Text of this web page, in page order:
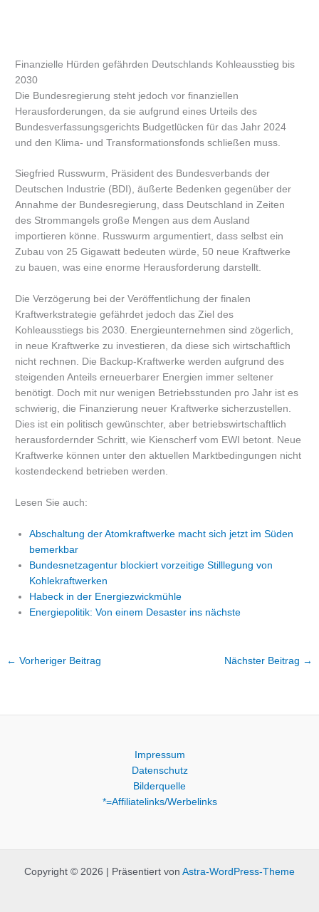
Finanzielle Hürden gefährden Deutschlands Kohleausstieg bis
2030
Die Bundesregierung steht jedoch vor finanziellen
Herausforderungen, da sie aufgrund eines Urteils des
Bundesverfassungsgerichts Budgetlücken für das Jahr 2024
und den Klima- und Transformationsfonds schließen muss.
Siegfried Russwurm, Präsident des Bundesverbands der
Deutschen Industrie (BDI), äußerte Bedenken gegenüber der
Annahme der Bundesregierung, dass Deutschland in Zeiten
des Strommangels große Mengen aus dem Ausland
importieren könne. Russwurm argumentiert, dass selbst ein
Zubau von 25 Gigawatt bedeuten würde, 50 neue Kraftwerke
zu bauen, was eine enorme Herausforderung darstellt.
Die Verzögerung bei der Veröffentlichung der finalen
Kraftwerkstrategie gefährdet jedoch das Ziel des
Kohleausstiegs bis 2030. Energieunternehmen sind zögerlich,
in neue Kraftwerke zu investieren, da diese sich wirtschaftlich
nicht rechnen. Die Backup-Kraftwerke werden aufgrund des
steigenden Anteils erneuerbarer Energien immer seltener
benötigt. Doch mit nur wenigen Betriebsstunden pro Jahr ist es
schwierig, die Finanzierung neuer Kraftwerke sicherzustellen.
Dies ist ein politisch gewünschter, aber betriebswirtschaftlich
herausfordernder Schritt, wie Kienscherf vom EWI betont. Neue
Kraftwerke können unter den aktuellen Marktbedingungen nicht
kostendeckend betrieben werden.
Lesen Sie auch:
Abschaltung der Atomkraftwerke macht sich jetzt im Süden
bemerkbar
Bundesnetzagentur blockiert vorzeitige Stilllegung von
Kohlekraftwerken
Habeck in der Energiezwickmühle
Energiepolitik: Von einem Desaster ins nächste
← Vorheriger Beitrag Nächster Beitrag →
Impressum
Datenschutz
Bilderquelle
*=Affiliatelinks/Werbelinks
Copyright © 2026 | Präsentiert von Astra-WordPress-Theme